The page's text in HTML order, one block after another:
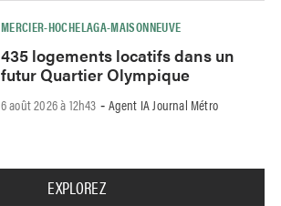
MERCIER-HOCHELAGA-MAISONNEUVE
435 logements locatifs dans un
futur Quartier Olympique
6 août 2026 à 12h43 - Agent IA Journal Métro
EXPLOREZ